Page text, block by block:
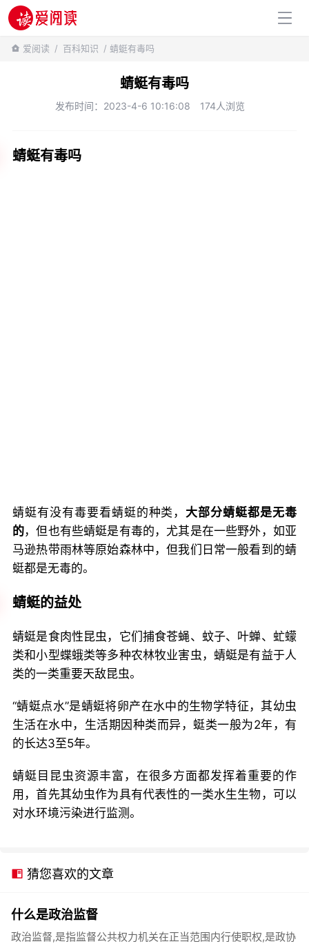
百科知识
爱阅读 / 百科知识 / 蜻蜓有毒吗
蜻蜓有毒吗
发布时间：2023-4-6 10:16:08 174人浏览
蜻蜓有毒吗
蜻蜓有没有毒要看蜻蜓的种类， 大部分蜻蜓都是无毒
的，但也有些蜻蜓是有毒的，尤其是在一些野外，如亚
马逊热带雨林等原始森林中，但我们日常一般看到的蜻
蜓都是无毒的。
蜻蜓的益处
蜻蜓是食肉性昆虫，它们捕食苍蝇、蚊子、叶蝉、虻蠓
类和小型蝶蛾类等多种农林牧业害虫，蜻蜓是有益于人
类的一类重要天敌昆虫。
“蜻蜓点水”是蜻蜓将卵产在水中的生物学特征，其幼虫
生活在水中，生活期因种类而异，蜓类一般为2年，有
的长达3至5年。
蜻蜓目昆虫资源丰富，在很多方面都发挥着重要的作
用，首先其幼虫作为具有代表性的一类水生生物，可以
对水环境污染进行监测。
猜您喜欢的文章
什么是政治监督
政治监督,是指监督公共权力机关在正当范围内行使职权,是政协